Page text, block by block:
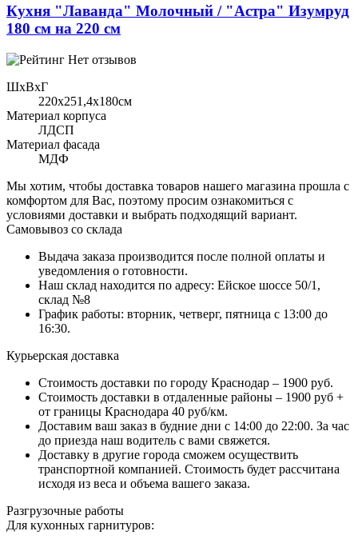
Кухня "Лаванда" Молочный / "Астра" Изумруд
180 см на 220 см
Нет отзывов
ШхВхГ
220x251,4х180см
Материал корпуса
ЛДСП
Материал фасада
МДФ
Мы хотим, чтобы доставка товаров нашего магазина прошла с
комфортом для Вас, поэтому просим ознакомиться с
условиями доставки и выбрать подходящий вариант.
Самовывоз со склада
Выдача заказа производится после полной оплаты и
уведомления о готовности.
Наш склад находится по адресу: Ейское шоссе 50/1,
склад №8
График работы: вторник, четверг, пятница с 13:00 до
16:30.
Курьерская доставка
Стоимость доставки по городу Краснодар – 1900 руб.
Стоимость доставки в отдаленные районы – 1900 руб +
от границы Краснодара 40 руб/км.
Доставим ваш заказ в будние дни с 14:00 до 22:00. За час
до приезда наш водитель с вами свяжется.
Доставку в другие города сможем осуществить
транспортной компанией. Стоимость будет рассчитана
исходя из веса и объема вашего заказа.
Разгрузочные работы
Для кухонных гарнитуров: